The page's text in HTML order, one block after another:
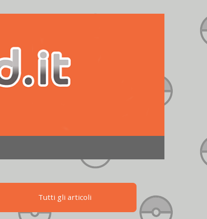
Tutti gli articoli